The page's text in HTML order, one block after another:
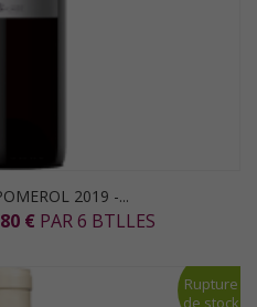
2019 -...
€ PAR 6 BTLLES
Rupture
de stock